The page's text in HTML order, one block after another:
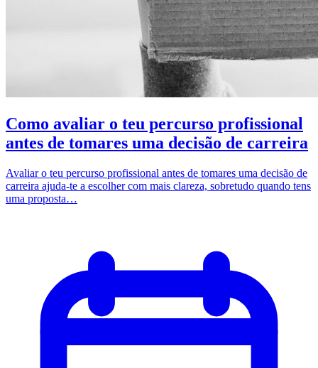
Como avaliar o teu percurso profissional
antes de tomares uma decisão de carreira
Avaliar o teu percurso profissional antes de tomares uma decisão de
carreira ajuda-te a escolher com mais clareza, sobretudo quando tens
uma proposta…